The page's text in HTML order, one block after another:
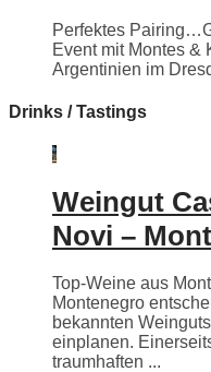
Perfektes
Event mit Montes &
Argentinien im
Drinks / Tastings
Weingut
Novi –
Top-Weine aus
Montenegro
bekannten
einplanen.
traumhaften ...